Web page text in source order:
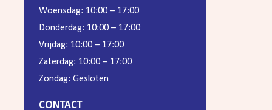
Woensdag: 10:00 – 17:00
Donderdag: 10:00 – 17:00
Vrijdag: 10:00 – 17:00
Zaterdag: 10:00 – 17:00
Zondag: Gesloten
CONTACT